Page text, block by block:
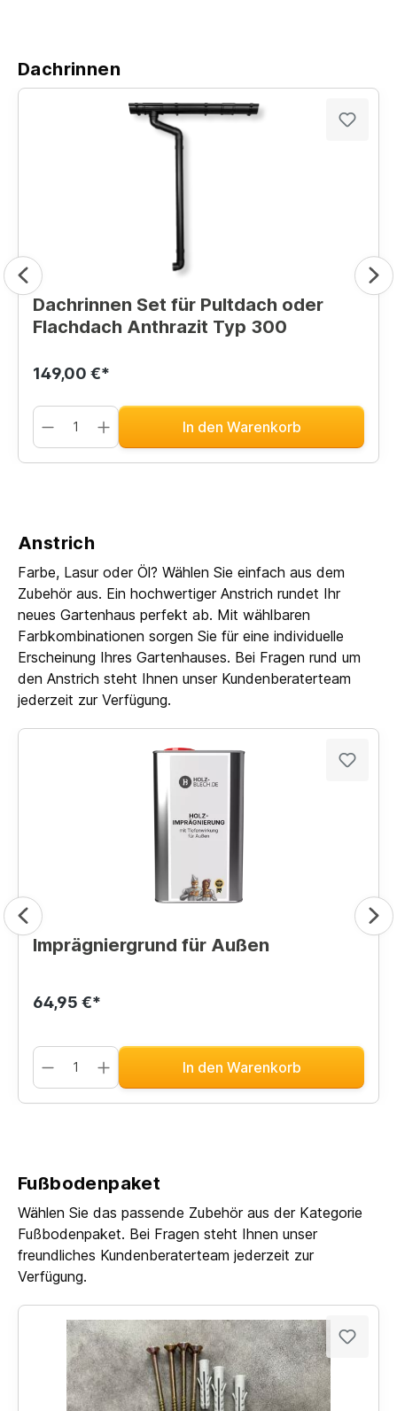
Dachrinnen
Dachrinnen Set für Pultdach oder
Flachdach Anthrazit Typ 300
149,00 €*
In den Warenkorb
Anstrich
Farbe, Lasur oder Öl? Wählen Sie einfach aus dem
Zubehör aus. Ein hochwertiger Anstrich rundet Ihr
neues Gartenhaus perfekt ab. Mit wählbaren
Farbkombinationen sorgen Sie für eine individuelle
Erscheinung Ihres Gartenhauses. Bei Fragen rund um
den Anstrich steht Ihnen unser Kundenberaterteam
jederzeit zur Verfügung.
Imprägniergrund für Außen
64,95 €*
In den Warenkorb
Fußbodenpaket
Wählen Sie das passende Zubehör aus der Kategorie
Fußbodenpaket. Bei Fragen steht Ihnen unser
freundliches Kundenberaterteam jederzeit zur
Verfügung.